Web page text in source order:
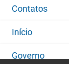
Contatos
Início
Governo